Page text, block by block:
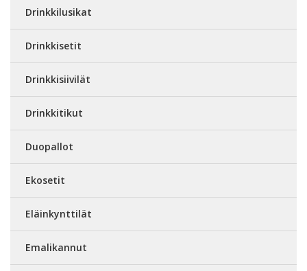
Drinkkilusikat
Drinkkisetit
Drinkkisiivilät
Drinkkitikut
Duopallot
Ekosetit
Eläinkynttilät
Emalikannut